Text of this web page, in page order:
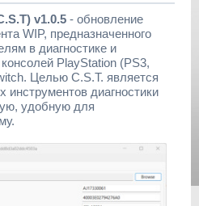
v1.0.5 - обновление
WIP, предназначенного
в диагностике и
PlayStation (PS3,
Целью C.S.T. является
инструментов диагностики
удобную для